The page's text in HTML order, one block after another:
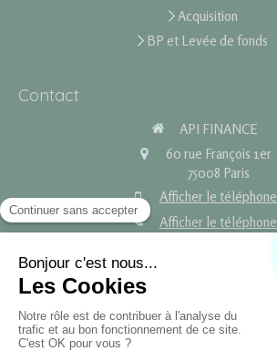
Acquisition
BP et Levée de fonds
Contact
API FINANCE
60 rue François 1er
75008 Paris
Afficher le téléphone
Afficher le téléphone
Plan du site
Mentions légales